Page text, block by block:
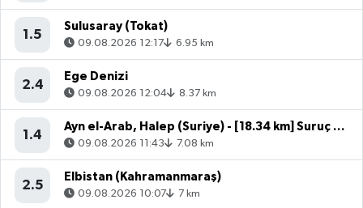
1.5
Sulusaray (Tokat)
09.08.2026 12:17 6.95 km
2.4
Ege Denizi
09.08.2026 12:04 8.37 km
1.4
Ayn el-Arab, Halep (Suriye) - [18.34 km] Suruç (Şanlıurfa)
09.08.2026 11:43 7.08 km
2.5
Elbistan (Kahramanmaraş)
09.08.2026 10:07 7 km